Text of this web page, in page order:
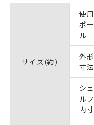
サイズ(約)
使用
ポー
ル
外形
寸法
シェ
ルフ
内寸